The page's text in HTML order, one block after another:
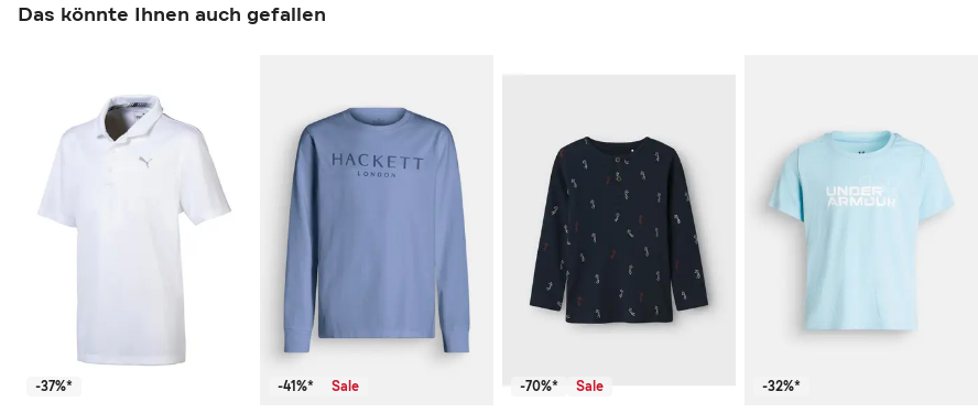
Das könnte Ihnen auch gefallen
-37%* -41%* Sale -70%* Sale -32%*